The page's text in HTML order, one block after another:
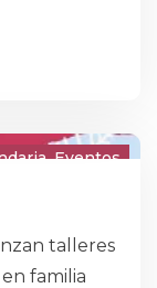
Eventos
talleres
familia